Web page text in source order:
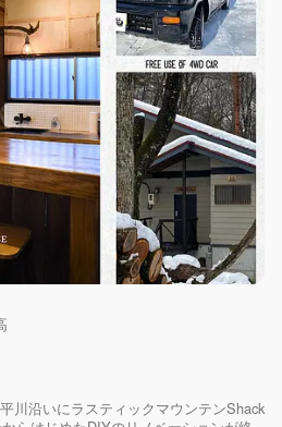
川沿いにラスティックマウンテンShack